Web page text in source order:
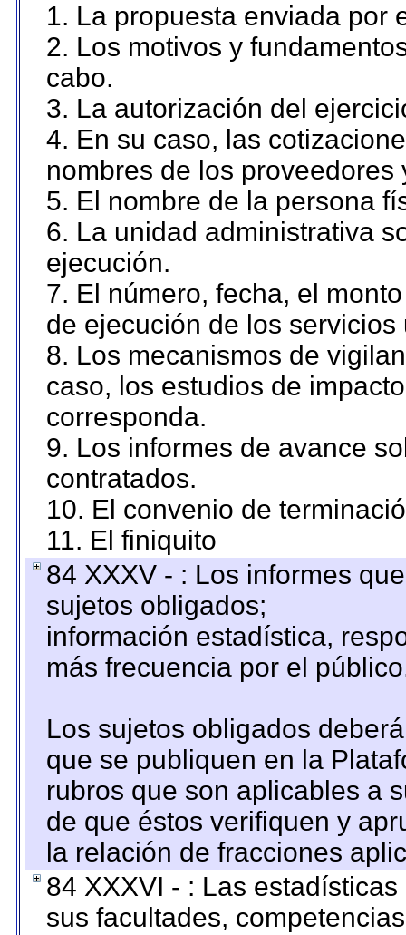
1. La propuesta enviada por
2. Los motivos y
cabo.
3. La autorización del
4. En su caso, las
nombres de los proveedores
5. El nombre de la persona
6. La unidad administrativa
ejecución.
7. El número, fecha, el
de ejecución de los servicios
8. Los mecanismos de
caso, los estudios de
corresponda.
9. Los informes de avance
contratados.
10. El convenio de
11. El finiquito
84 XXXV - : Los informes
sujetos obligados;
información estadística,
más frecuencia por el
Los sujetos obligados
que se publiquen en la
rubros que son aplicables a
de que éstos verifiquen y
la relación de fracciones
84 XXXVI - : Las
sus facultades,